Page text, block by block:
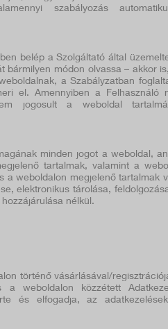
szabályozás
belép a Szolgáltató által
bármilyen módon olvassa – akkor
a Szabályzatban
el. Amennyiben a Felhasználó
jogosult a weboldal
minden jogot a weboldal,
tartalmak, valamint a
a weboldalon megjelenő tartalmak
elektronikus tárolása,
nélkül.
történő vásárlásával/
weboldalon közzétett
és elfogadja, az